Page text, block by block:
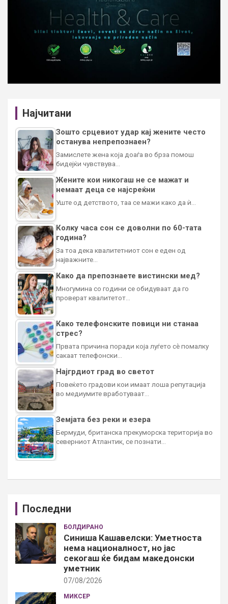
Најчитани
Зошто срцевиот удар кај жените често
останува непрепознаен?
Замислете жена која доаѓа во брза помош
бидејќи чувствува…
Жените кои никогаш не се мажат и
немаат деца се најсреќни
Уште од детството, таа се мажи како да ѝ…
Колку часа сон се доволни по 60-тата
година?
За тоа дека квалитетниот сон е еден од
најважните…
Како да препознаете вистински мед?
Многумина со години се обидуваат да го
проверат квалитетот…
Како телефонските повици ни станаа
стрес?
Првата причина поради која луѓето сè помалку
сакаат телефонски…
Најгрдиот град во светот
Повеќето градови кои имаат лоша репутација
во медиумите вработуваат…
Земјата без реки и езера
Бермуди, британска прекуморска територија во
северниот Атлантик, се познати…
Последни
БОЛДИРАНО
Синиша Кашавелски: Уметноста
нема националност, но јас
секогаш ќе бидам македонски
уметник
07/08/2026
МИКСЕР